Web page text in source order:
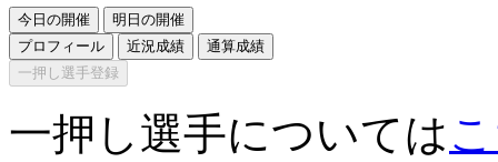
今日の開催
明日の開催
プロフィール
近況成績
通算成績
一押し選手登録
一押し選手については